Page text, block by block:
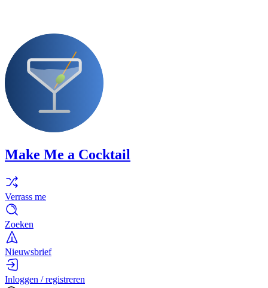
Make Me a Cocktail
Verrass me
Zoeken
Nieuwsbrief
Inloggen / registreren